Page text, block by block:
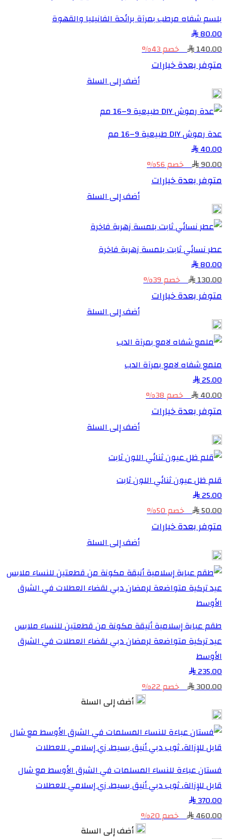
بلسم شفاه مرطب بمرآة برائحة الفانيليا والقهوة
80.00
140.00
خصم 43%
متوفر بعدة خيارات
أضف إلى السلة
عدة رموش DIY طبيعية 9–16 مم
40.00
90.00
خصم 56%
متوفر بعدة خيارات
أضف إلى السلة
عطر نسائي ثابت بلمسة زهرية فاخرة
80.00
130.00
خصم 39%
متوفر بعدة خيارات
أضف إلى السلة
ملمع شفاه لامع بمرآة الدب
25.00
40.00
خصم 38%
متوفر بعدة خيارات
أضف إلى السلة
قلم ظل عيون ثنائي اللون ثابت
25.00
50.00
خصم 50%
متوفر بعدة خيارات
أضف إلى السلة
طقم عباية إسلامية أنيقة مكونة من قطعتين للنساء ملابس
عيد تركية متواضعة لرمضان دبي لقضاء العطلات في الشرق
الأوسط
235.00
300.00
خصم 22%
أضف إلى السلة
فستان عباءة للنساء المسلمات في الشرق الأوسط مع شال
قابل للإزالة، ثوب دبي أنيق بسيط، زي إسلامي للعطلات
370.00
460.00
خصم 20%
أضف إلى السلة